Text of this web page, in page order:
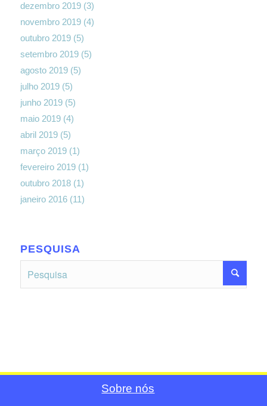
dezembro 2019(3)
novembro 2019(4)
outubro 2019(5)
setembro 2019(5)
agosto 2019(5)
julho 2019(5)
junho 2019(5)
maio 2019(4)
abril 2019(5)
março 2019(1)
fevereiro 2019(1)
outubro 2018(1)
janeiro 2016(11)
PESQUISA
Sobre nós